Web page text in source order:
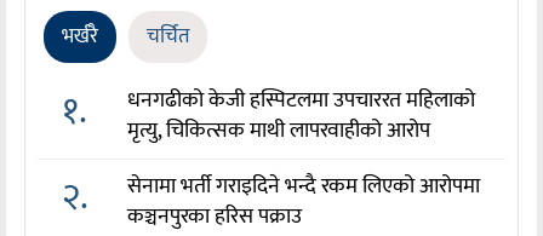
भर्खरै चर्चित
१.
धनगढीको केजी हस्पिटलमा उपचाररत महिलाको
मृत्यु, चिकित्सक माथी लापरवाहीको आरोप
२.
सेनामा भर्ती गराइदिने भन्दै रकम लिएको आरोपमा
कञ्चनपुरका हरिस पक्राउ